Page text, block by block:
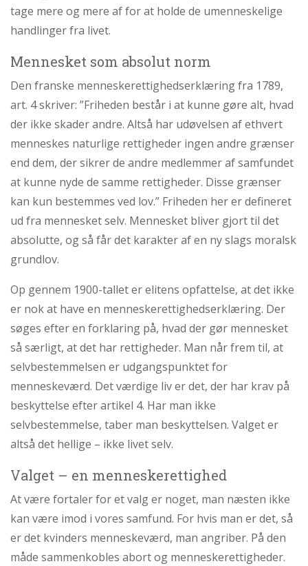
tage mere og mere af for at holde de umenneskelige
handlinger fra livet.
Mennesket som absolut norm
Den franske menneskerettighedserklæring fra 1789,
art. 4 skriver: ”Friheden består i at kunne gøre alt, hvad
der ikke skader andre. Altså har udøvelsen af ethvert
menneskes naturlige rettigheder ingen andre grænser
end dem, der sikrer de andre medlemmer af samfundet
at kunne nyde de samme rettigheder. Disse grænser
kan kun bestemmes ved lov.” Friheden her er defineret
ud fra mennesket selv. Mennesket bliver gjort til det
absolutte, og så får det karakter af en ny slags moralsk
grundlov.
Op gennem 1900-tallet er elitens opfattelse, at det ikke
er nok at have en menneskerettighedserklæring. Der
søges efter en forklaring på, hvad der gør mennesket
så særligt, at det har rettigheder. Man når frem til, at
selvbestemmelsen er udgangspunktet for
menneskeværd. Det værdige liv er det, der har krav på
beskyttelse efter artikel 4. Har man ikke
selvbestemmelse, taber man beskyttelsen. Valget er
altså det hellige – ikke livet selv.
Valget – en menneskerettighed
At være fortaler for et valg er noget, man næsten ikke
kan være imod i vores samfund. For hvis man er det, så
er det kvinders menneskeværd, man angriber. På den
måde sammenkobles abort og menneskerettigheder.